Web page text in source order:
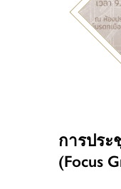
การปร
(Focus